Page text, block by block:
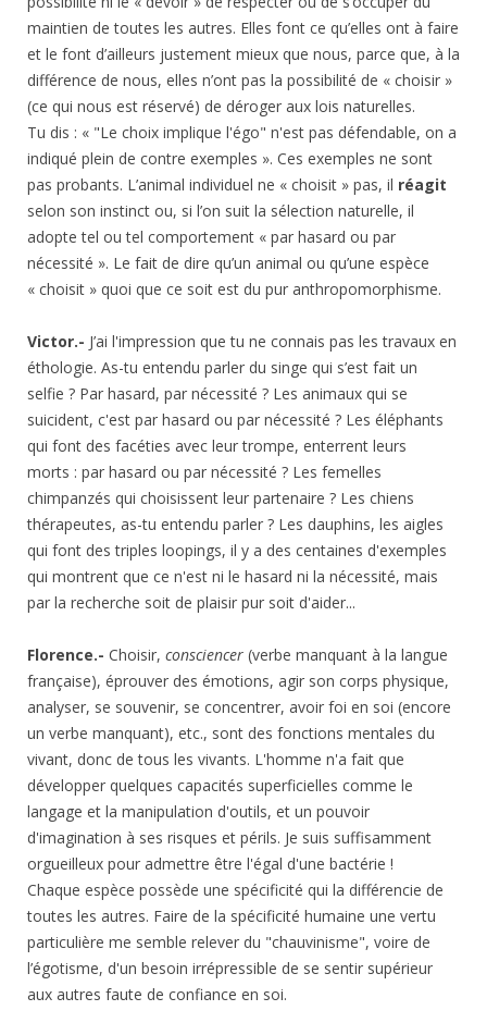
maintien de toutes les autres. Elles font ce qu’elles ont à faire
et le font d’ailleurs justement mieux que nous, parce que, à la
différence de nous, elles n’ont pas la possibilité de « choisir »
(ce qui nous est réservé) de déroger aux lois naturelles.
Tu dis : « "Le choix implique l'égo" n'est pas défendable, on a
indiqué plein de contre exemples ». Ces exemples ne sont
pas probants. L’animal individuel ne « choisit » pas, il réagit
selon son instinct ou, si l’on suit la sélection naturelle, il
adopte tel ou tel comportement « par hasard ou par
nécessité ». Le fait de dire qu’un animal ou qu’une espèce
« choisit » quoi que ce soit est du pur anthropomorphisme.
Victor.- J’ai l'impression que tu ne connais pas les travaux en
éthologie. As-tu entendu parler du singe qui s’est fait un
selfie ? Par hasard, par nécessité ? Les animaux qui se
suicident, c'est par hasard ou par nécessité ? Les éléphants
qui font des facéties avec leur trompe, enterrent leurs
morts : par hasard ou par nécessité ? Les femelles
chimpanzés qui choisissent leur partenaire ? Les chiens
thérapeutes, as-tu entendu parler ? Les dauphins, les aigles
qui font des triples loopings, il y a des centaines d'exemples
qui montrent que ce n'est ni le hasard ni la nécessité, mais
par la recherche soit de plaisir pur soit d'aider...
Florence.- Choisir, consciencer (verbe manquant à la langue
française), éprouver des émotions, agir son corps physique,
analyser, se souvenir, se concentrer, avoir foi en soi (encore
un verbe manquant), etc., sont des fonctions mentales du
vivant, donc de tous les vivants. L'homme n'a fait que
développer quelques capacités superficielles comme le
langage et la manipulation d'outils, et un pouvoir
d'imagination à ses risques et périls. Je suis suffisamment
orgueilleux pour admettre être l'égal d'une bactérie !
Chaque espèce possède une spécificité qui la différencie de
toutes les autres. Faire de la spécificité humaine une vertu
particulière me semble relever du "chauvinisme", voire de
l’égotisme, d'un besoin irrépressible de se sentir supérieur
aux autres faute de confiance en soi.